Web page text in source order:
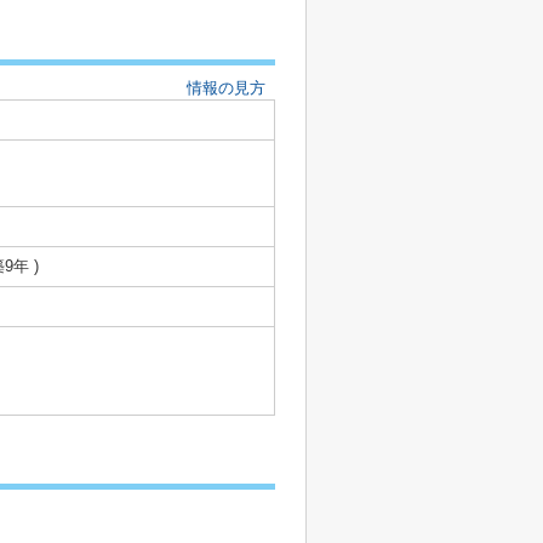
情報の見方
9年 )